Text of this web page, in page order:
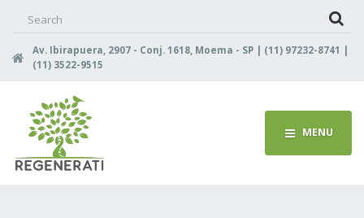
Av. Ibirapuera, 2907 - Conj. 1618, Moema - SP | (11) 97232-8741 |
(11) 3522-9515
MENU